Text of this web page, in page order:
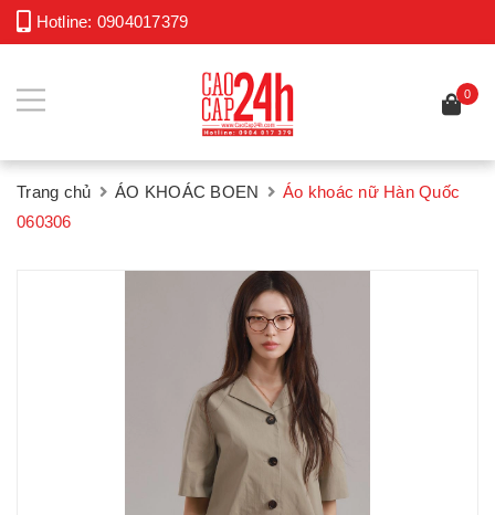
Hotline: 0904017379
0
Trang chủ ÁO KHOÁC BOEN
Áo khoác nữ Hàn Quốc
060306